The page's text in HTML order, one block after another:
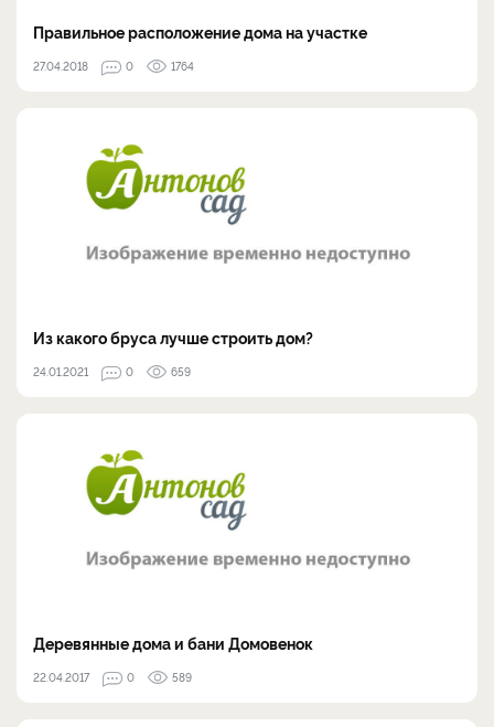
Правильное расположение дома на участке
27.04.2018 0 1764
Из какого бруса лучше строить дом?
24.01.2021 0 659
Деревянные дома и бани Домовенок
22.04.2017 0 589